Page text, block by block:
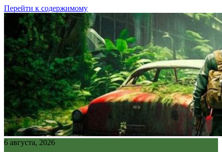
Перейти к содержимому
6 августа, 2026